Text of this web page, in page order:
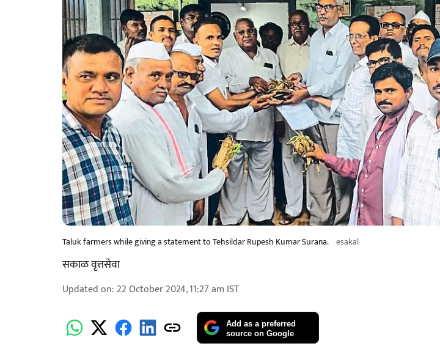
Taluk farmers while giving a statement to Tehsildar Rupesh Kumar Surana. esakal
सकाळ वृत्तसेवा
Updated on: 22 October 2024, 11:27 am IST
Add as a preferred
source on Google